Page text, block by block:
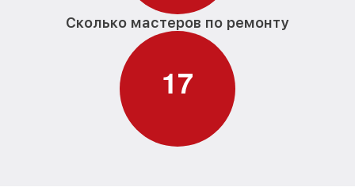
Сколько мастеров по ремонту
17